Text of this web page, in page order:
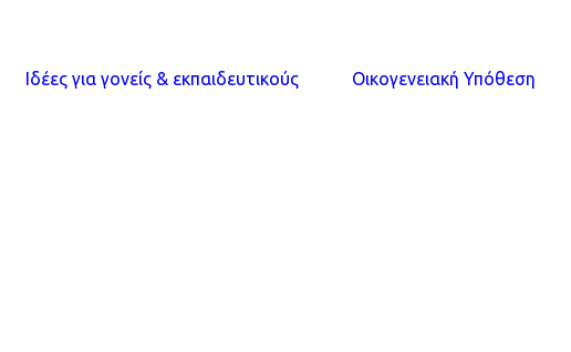
Ιδέες για γονείς & εκπαιδευτικούς Οικογενειακή Υπόθεση